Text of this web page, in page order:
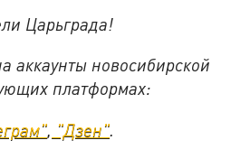
Царьграда!
аккаунты новосибирской
платформах:
, "Дзен".